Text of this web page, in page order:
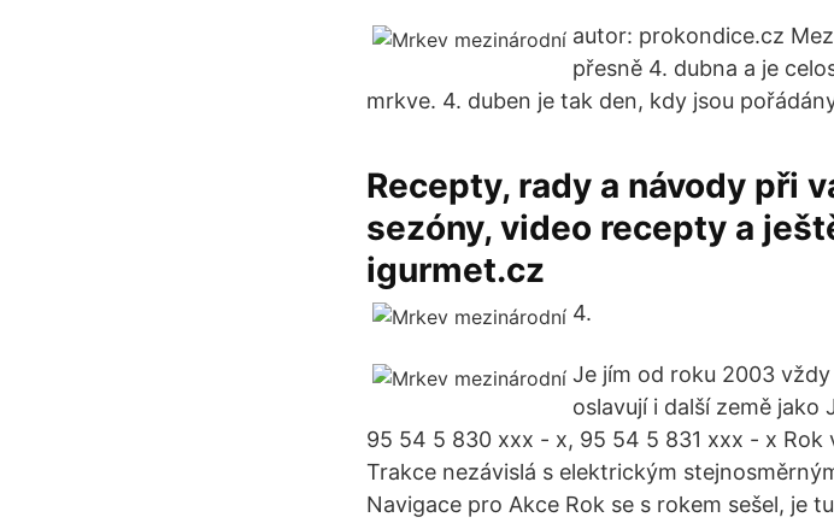
autor: prokondice.cz
přesně 4. dubna a je
mrkve. 4. duben je tak den, kdy jsou
Recepty, rady a návody při
sezóny, video recepty a
igurmet.cz
4.
Je jím od roku 2003
oslavují i další země
95 54 5 830 xxx - x, 95 54 5 831 xxx - x Rok
Trakce nezávislá s elektrickým
Navigace pro Akce Rok se s rokem sešel, je